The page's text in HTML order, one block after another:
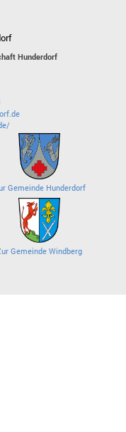
Hunderdorf
Gemeinde Hunderdorf
Gemeinde Windberg